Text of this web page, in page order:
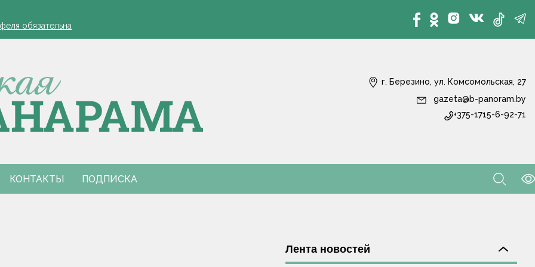
АПК
обязательна
Столинском районе
и предложил ускорить реализацию договоренностей
работодателей напомнили в Минтруда
АПК
обязательна
Столинском районе
и предложил ускорить реализацию договоренностей
работодателей напомнили в Минтруда
г. Березино, ул. Комсомольская, 27
gazeta@b-panoram.by
+375-1715-6-92-71
КОНТАКТЫ ПОДПИСКА
Лента новостей